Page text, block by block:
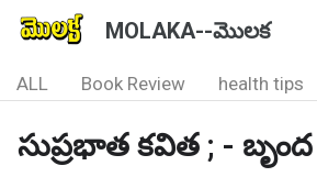
MOLAKA--మొలక
ALL Book Review health tips
సుప్రభాత కవిత ; - బృంద